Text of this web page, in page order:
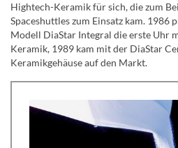
Hightech-Keramik für sich, die zum
Spaceshuttles zum Einsatz kam. 1986
Modell DiaStar Integral die erste Uhr
Keramik, 1989 kam mit der DiaStar
Keramikgehäuse auf den Markt.